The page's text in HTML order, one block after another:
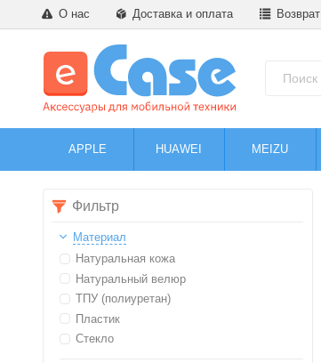
О нас Доставка и оплата Возврат
APPLE HUAWEI MEIZU
Фильтр
Материал
Натуральная кожа
Натуральный велюр
ТПУ (полиуретан)
Пластик
Стекло